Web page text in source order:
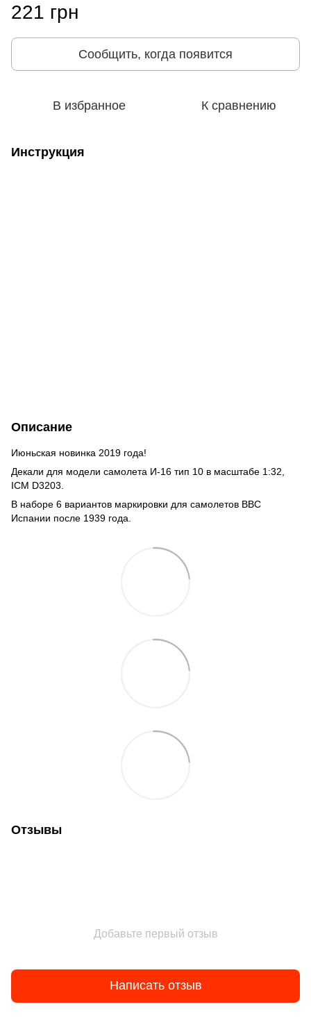
221 грн
Сообщить, когда появится
В избранное К сравнению
Инструкция
Описание
Июньская новинка 2019 года!
Декали для модели самолета И-16 тип 10 в масштабе 1:32,
ICM D3203.
В наборе 6 вариантов маркировки для самолетов ВВС
Испании после 1939 года.
Отзывы
Добавьте первый отзыв
Написать отзыв